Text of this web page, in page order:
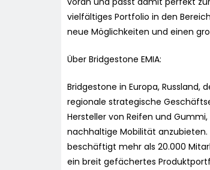
vielfältiges Portfolio in den
neue Möglichkeiten und einen
Über Bridgestone EMIA:
Bridgestone in Europa, Russland,
regionale strategische
Hersteller von Reifen und
nachhaltige Mobilität anzubieten.
beschäftigt mehr als 20.000
ein breit gefächertes